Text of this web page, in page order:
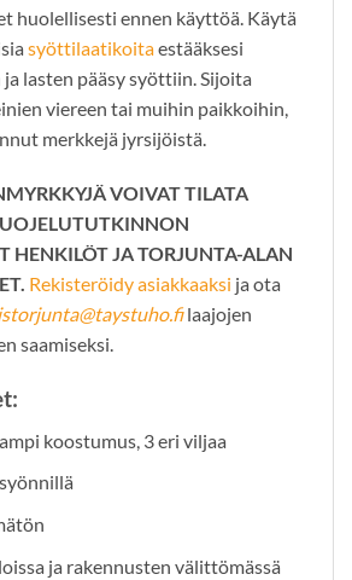
huolellisesti ennen käyttöä. Käytä
syöttilaatikoitaestääksesi
lasten pääsy syöttiin. Sijoita
viereen tai muihin paikkoihin,
merkkejä jyrsijöistä.
VOIVAT TILATA
HENKILÖT JA TORJUNTA-ALAN
Rekisteröidy asiakkaaksi ja ota
laajojen
saamiseksi.
koostumus, 3 eri viljaa
ja rakennusten välittömässä